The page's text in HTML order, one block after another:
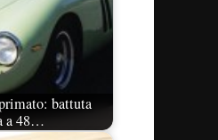
battuta
a 48…